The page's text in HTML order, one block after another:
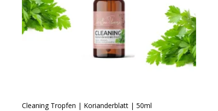
Cleaning Tropfen | Korianderblatt | 50ml